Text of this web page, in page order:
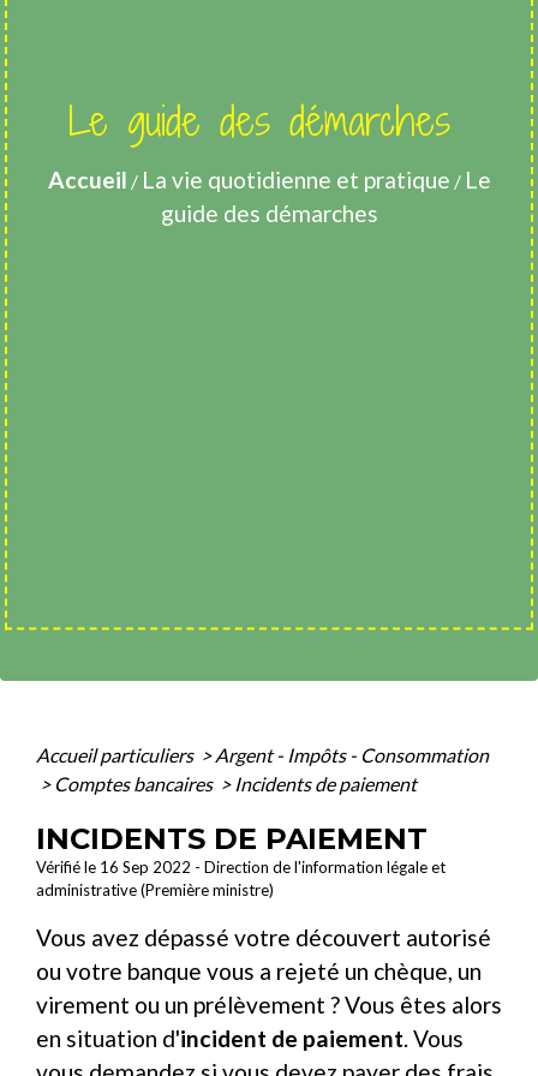
Le guide des démarches
Accueil / La vie quotidienne et pratique / Le
guide des démarches
Accueil particuliers > Argent - Impôts - Consommation
> Comptes bancaires > Incidents de paiement
INCIDENTS DE PAIEMENT
Vérifié le 16 Sep 2022 - Direction de l'information légale et
administrative (Première ministre)
Vous avez dépassé votre découvert autorisé
ou votre banque vous a rejeté un chèque, un
virement ou un prélèvement ? Vous êtes alors
en situation d'incident de paiement. Vous